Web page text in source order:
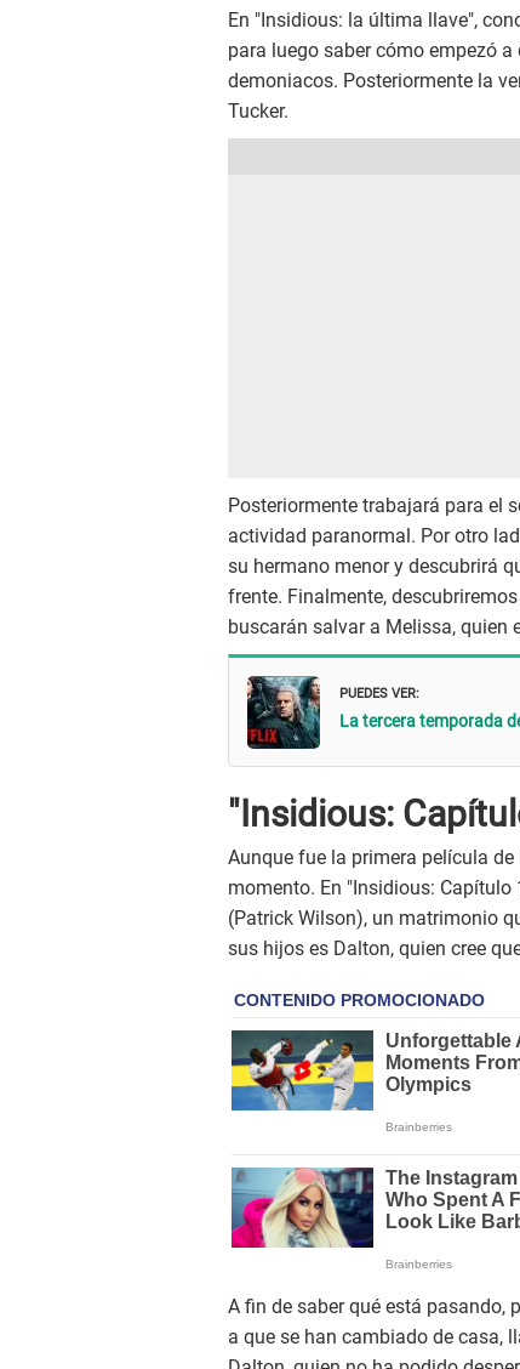
En "Insidious: la última llave",
para luego saber cómo empezó
demoniacos. Posteriormente la
Tucker.
Posteriormente trabajará para el
actividad paranormal. Por otro
su hermano menor y descubrirá
frente. Finalmente,
buscarán salvar a Melissa, quien
PUEDES VER:
La tercera temporada
"Insidious:
Aunque fue la primera película
momento. En "Insidious: Capítulo
(Patrick Wilson), un matrimonio
sus hijos es Dalton, quien cree
A fin de saber qué está pasando,
a que se han cambiado de casa,